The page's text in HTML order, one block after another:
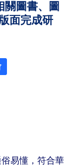
圖書、圖
面完成研
易懂，符合華